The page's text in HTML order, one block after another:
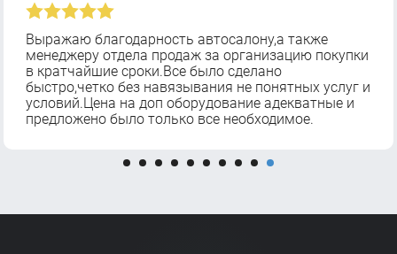
Выражаю благодарность автосалону,а также
менеджеру отдела продаж за организацию покупки
в кратчайшие сроки.Все было сделано
быстро,четко без навязывания не понятных услуг и
условий.Цена на доп оборудование адекватные и
предложено было только все необходимое.